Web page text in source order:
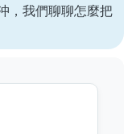
，我們聊聊怎麼把